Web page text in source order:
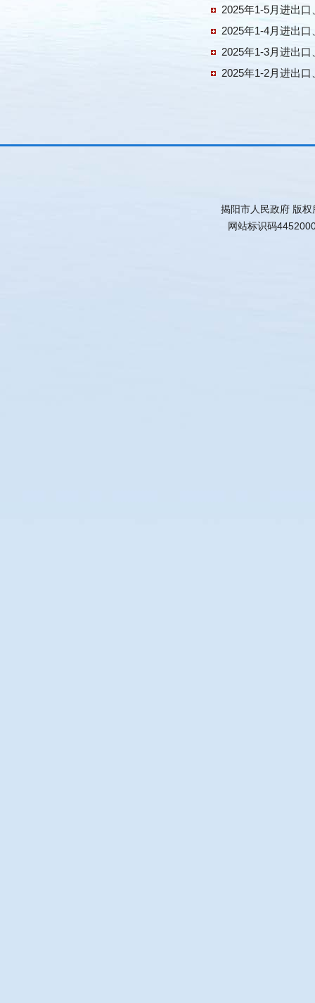
2025年1-5月进出
2025年1-4月进出
2025年1-3月进出
2025年1-2月进出
揭阳市人民政府 版
网站标识码